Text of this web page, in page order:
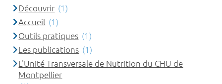
Découvrir (1)
Accueil (1)
Outils pratiques (1)
Les publications (1)
L'Unité Transversale de Nutrition du CHU de
Montpellier